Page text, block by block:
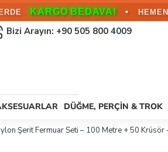
KARGO BEDAVA! •
Bizi Arayın: +90 505 800 4009
DÜĞME, PERÇIN & TROK
Şerit Fermuar Seti – 100 Metre + 50